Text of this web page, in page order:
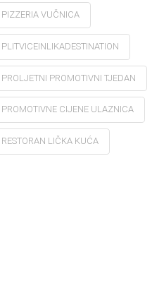
PIZZERIA VUČNICA
PLITVICEINLIKADESTINATION
PROLJETNI PROMOTIVNI TJEDAN
PROMOTIVNE CIJENE ULAZNICA
RESTORAN LIČKA KUĆA